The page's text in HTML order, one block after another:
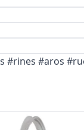
#rines #aros